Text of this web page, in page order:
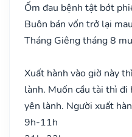
Ốm đau bệnh tật bớt
Buôn bán vốn trở lại mau
Tháng Giêng tháng 8
Xuất hành vào giờ này
lành. Muốn cầu tài thì đi
yên lành. Người xuất
9h-11h